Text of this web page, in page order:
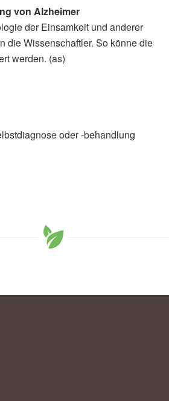
von Alzheimer
der Einsamkeit und anderer
die Wissenschaftler. So könne die
werden. (as)
oder -behandlung